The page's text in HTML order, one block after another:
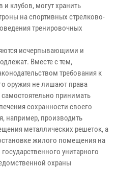
клубов, могут хранить
на спортивных стрелково-
тренировочных
исчерпывающими и
Вместе с тем,
требования к
оружия не лишают права
принимать
сохранности своего
например, производить
металлических решеток, а
жилого помещения на
унитарного
охраны